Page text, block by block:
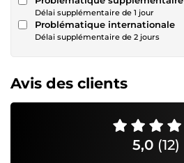
Délai supplémentaire de 1 jour
Problématique internationale
Délai supplémentaire de 2 jours
Avis des clients
5,0 (12)